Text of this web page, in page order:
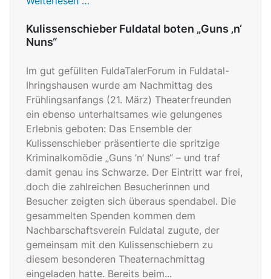
Kulissenschieber Fuldatal boten „Guns ‚n‘
Nuns“
Im gut gefüllten FuldaTalerForum in Fuldatal-
Ihringshausen wurde am Nachmittag des
Frühlingsanfangs (21. März) Theaterfreunden
ein ebenso unterhaltsames wie gelungenes
Erlebnis geboten: Das Ensemble der
Kulissenschieber präsentierte die spritzige
Kriminalkomödie „Guns ’n’ Nuns“ – und traf
damit genau ins Schwarze. Der Eintritt war frei,
doch die zahlreichen Besucherinnen und
Besucher zeigten sich überaus spendabel. Die
gesammelten Spenden kommen dem
Nachbarschaftsverein Fuldatal zugute, der
gemeinsam mit den Kulissenschiebern zu
diesem besonderen Theaternachmittag
eingeladen hatte. Bereits beim...